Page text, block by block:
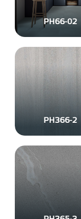
PH66-02
PH366-2